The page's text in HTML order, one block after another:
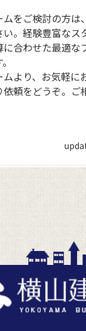
をご検討の方は
い。経験豊富なス
に合わせた最適な
より、お気軽に
頼をどうぞ。ご